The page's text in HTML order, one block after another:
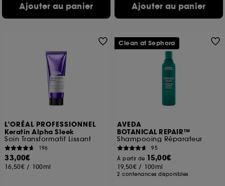
Ajouter au panier Ajouter au panier
L'ORÉAL PROFESSIONNEL
Keratin Alpha Sleek
Soin Transformatif Lissant
196
33,00€
16,50€ / 100ml
AVEDA
BOTANICAL REPAIR™
Shampooing Réparateur
95
À partir de 15,00€
19,50€ / 100ml
2 contenances disponibles
Clean at Sephora